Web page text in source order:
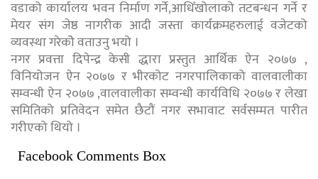
वडाको कार्यालय भवन निर्माण गर्ने,आधिँखोलाको तटबन्धन गर्ने र
मेयर संग जेष्ठ नागरीक आदी जस्ता कार्यक्रमहरुलाई वजेटको
व्यवस्था गरेकोे वताउनु भयो ।
नगर प्रवत्ता दिपेन्द्र केसी द्धारा प्रस्तुत आर्थिक ऐन २०७७ ,
विनियोजन ऐन २०७७ र भीरकोट नगरपालिकाको वालवालीका
सम्वन्धी ऐन २०७७ ,वालवालीका सम्वन्धी कार्यविधि २०७७ र लेखा
समितिको प्रतिवेदन समेत छैटौं नगर सभावाट सर्वसम्मत पारीत
गरीएको थियो ।
Facebook Comments Box